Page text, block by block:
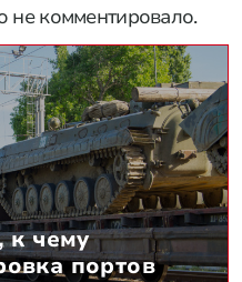
комментировало.
к чему
портов